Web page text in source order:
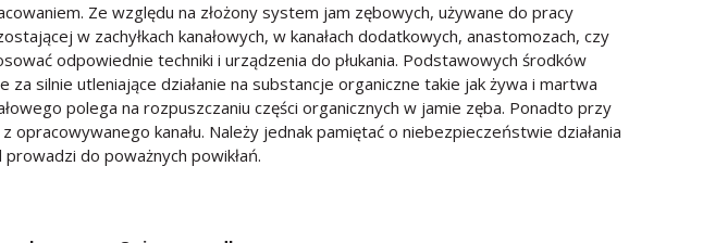
Ze względu na złożony system jam zębowych, używane do pracy
w zachyłkach kanałowych, w kanałach dodatkowych, anastomozach, czy
odpowiednie techniki i urządzenia do płukania. Podstawowych środków
silnie utleniające działanie na substancje organiczne takie jak żywa i martwa
polega na rozpuszczaniu części organicznych w jamie zęba. Ponadto przy
kanału. Należy jednak pamiętać o niebezpieczeństwie działania
do poważnych powikłań.